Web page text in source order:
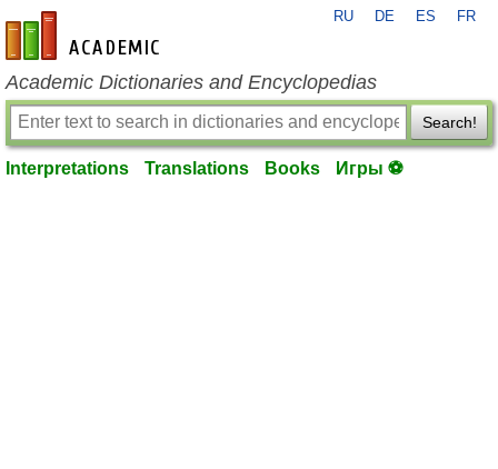
en-academic.com
RU DE ES FR
Academic Dictionaries and Encyclopedias
Search!
Interpretations Translations Books Игры ⚽